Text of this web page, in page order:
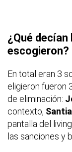
¿Qué
escogieron?
En total eran 3
eligieron fueron
de eliminación:
contexto,
pantalla del
las sanciones y